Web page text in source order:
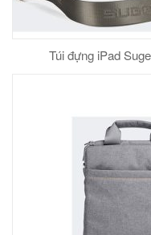
Túi đựng iPad